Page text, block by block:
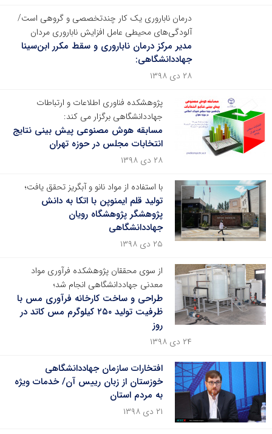
درمان ناباروری یک کار چندتخصصی و گروهی است/
آلودگی‌های محیطی عامل افزایش ناباروری مردان
مدیر مرکز درمان ناباروری و سقط مکرر ابن‌سینا
جهاددانشگاهی:
۲۸ دی ۱۳۹۸
پژوهشکده فناوری اطلاعات و ارتباطات
جهاددانشگاهی برگزار می کند:
مسابقه هوش مصنوعی پیش بینی نتایج
انتخابات مجلس در حوزه تهران
۲۸ دی ۱۳۹۸
با استفاده از مواد نانو و آبگریز تحقق یافت؛
تولید قلم ایمنوپن با اتکا به دانش
پژوهشگر پژوهشگاه رویان
جهاددانشگاهی
۲۵ دی ۱۳۹۸
از سوی محققان پژوهشکده فرآوری مواد
معدنی جهاددانشگاهی انجام شد؛
طراحی و ساخت کارخانه فرآوری مس با
ظرفیت تولید ۲۵۰ کیلوگرم مس کاتد در
روز
۲۴ دی ۱۳۹۸
افتخارات سازمان جهاددانشگاهی
خوزستان از زبان رییس آن/ خدمات ویژه
به مردم استان
۲۱ دی ۱۳۹۸